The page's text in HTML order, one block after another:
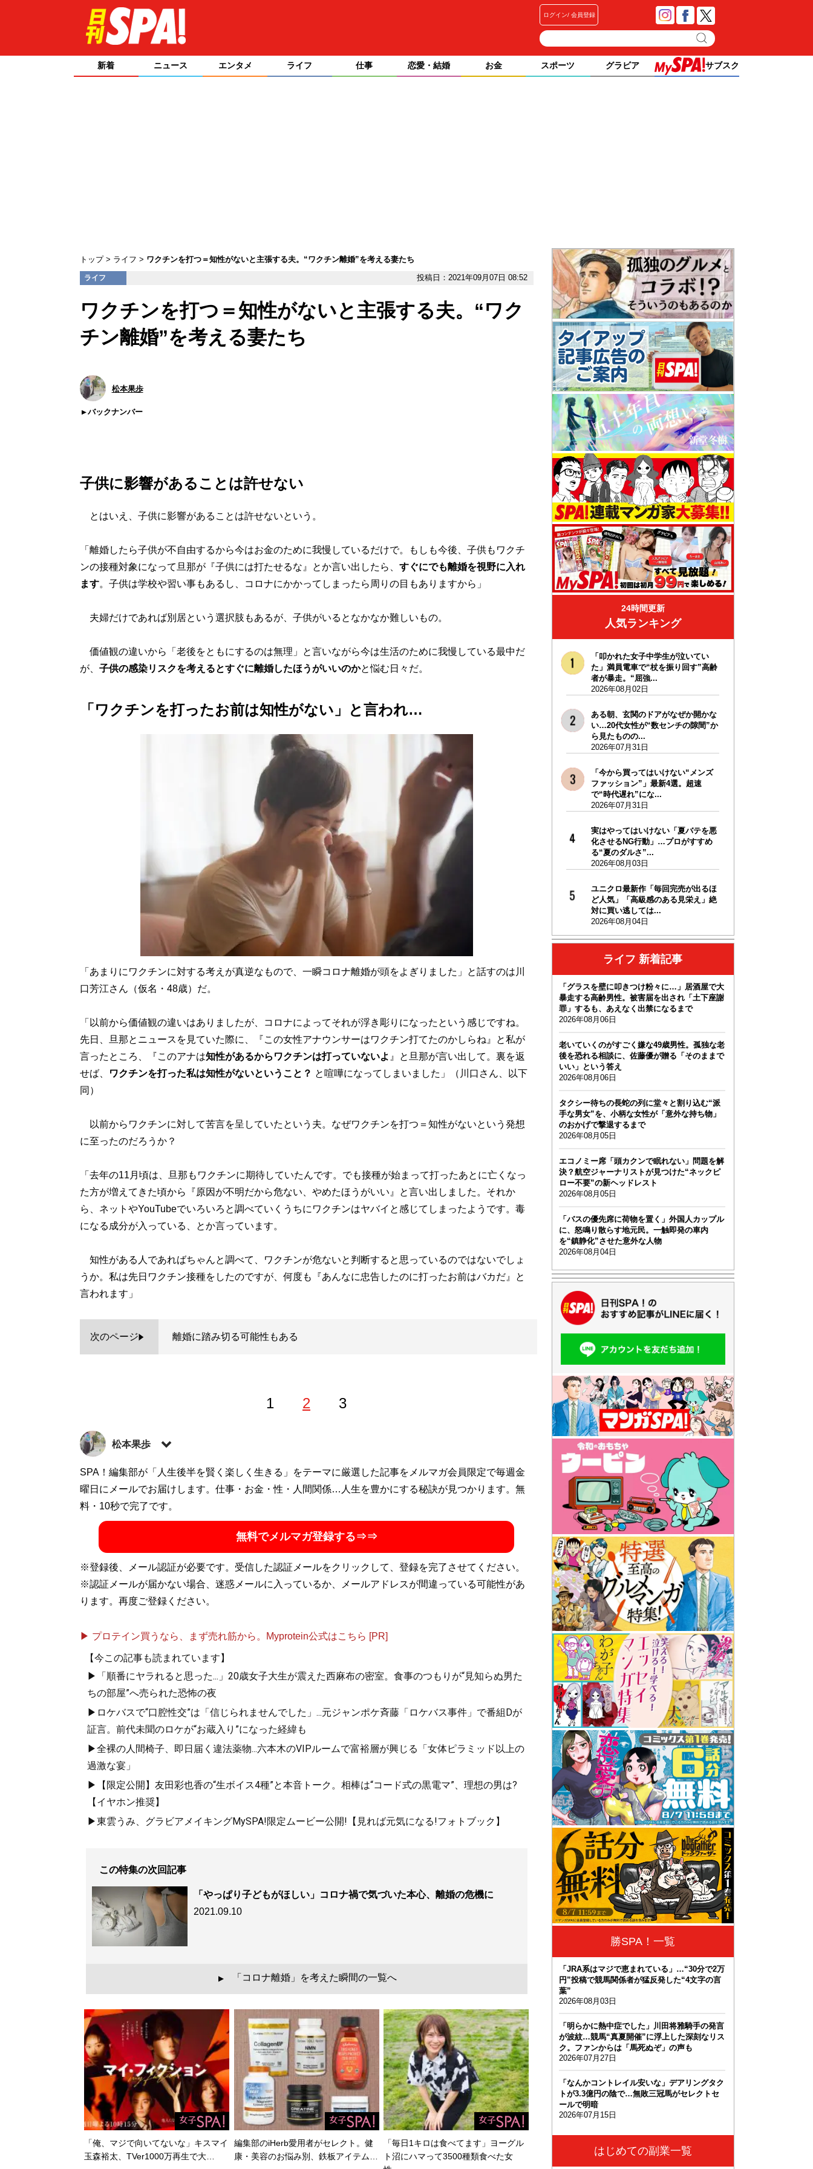
ログイン 会員登録
新着 ニュース エンタメ ライフ 仕事 恋愛・結婚 お金 スポーツ グラビア サブスク
トップ ライフ ワクチンを打つ＝知性がないと主張する夫。“ワクチン離婚”を考える妻たち
ライフ 投稿日：2021年09月07日 08:52
ワクチンを打つ＝知性がないと主張する夫。“ワク
チン離婚”を考える妻たち
松本果歩
バックナンバー
子供に影響があることは許せない
とはいえ、子供に影響があることは許せないという。
「離婚したら子供が不自由するから今はお金のために我慢しているだけで。もしも今後、子供もワクチ
ンの接種対象になって旦那が『子供には打たせるな』とか言い出したら、 すぐにでも離婚を視野に入れ
ます。子供は学校や習い事もあるし、コロナにかかってしまったら周りの目もありますから」
夫婦だけであれば別居という選択肢もあるが、子供がいるとなかなか難しいもの。
価値観の違いから「老後をともにするのは無理」と言いながら今は生活のために我慢している最中だ
が、 子供の感染リスクを考えるとすぐに離婚したほうがいいのかと悩む日々だ。
「ワクチンを打ったお前は知性がない」と言われ…
「あまりにワクチンに対する考えが真逆なもので、一瞬コロナ離婚が頭をよぎりました」と話すのは川
口芳江さん（仮名・48歳）だ。
「以前から価値観の違いはありましたが、コロナによってそれが浮き彫りになったという感じですね。
先日、旦那とニュースを見ていた際に、『この女性アナウンサーはワクチン打てたのかしらね』と私が
言ったところ、『このアナは知性があるからワクチンは打っていないよ 』と旦那が言い出して。裏を返
せば、
ワクチンを打った私は知性がないということ？ と喧嘩になってしまいました」（川口さん、以下
同）
以前からワクチンに対して苦言を呈していたという夫。なぜワクチンを打つ＝知性がないという発想
に至ったのだろうか？
「去年の11月頃は、旦那もワクチンに期待していたんです。でも接種が始まって打ったあとに亡くなっ
た方が増えてきた頃から『原因が不明だから危ない、やめたほうがいい』と言い出しました。それか
ら、ネットやYouTubeでいろいろと調べていくうちにワクチンはヤバイと感じてしまったようです。毒
になる成分が入っている、とか言っています。
知性がある人であればちゃんと調べて、ワクチンが危ないと判断すると思っているのではないでしょ
うか。私は先日ワクチン接種をしたのですが、何度も『あんなに忠告したのに打ったお前はバカだ』と
言われます」
次のページ 離婚に踏み切る可能性もある
1 2 3
松本果歩
インタビュー・食レポ・レビュー記事・イベントレポートなどジャンルを問わず活動するフリーランス
ライター。コンビニを愛しすぎるあまり、OLから某コンビニ本部員となり店長を務めた経験あり。
X（旧Twitter）：@KA_HO_MA
SPA！編集部が「人生後半を賢く楽しく生きる」をテーマに厳選した記事をメルマガ会員限定で毎週金
曜日にメールでお届けします。仕事・お金・性・人間関係…人生を豊かにする秘訣が見つかります。無
料・10秒で完了です。
無料でメルマガ登録する⇒⇒
※登録後、メール認証が必要です。受信した認証メールをクリックして、登録を完了させてください。
※認証メールが届かない場合、迷惑メールに入っているか、メールアドレスが間違っている可能性があ
ります。再度ご登録ください。
▶ プロテイン買うなら、まず売れ筋から。Myprotein公式はこちら [PR]
【今この記事も読まれています】
▶「順番にヤラれると思った...」20歳女子大生が震えた西麻布の密室。食事のつもりが“見知らぬ男た
ちの部屋”へ売られた恐怖の夜
▶ロケバスで“口腔性交”は「信じられませんでした」...元ジャンポケ斉藤「ロケバス事件」で番組Dが
証言。前代未聞のロケが“お蔵入り”になった経緯も
▶全裸の人間椅子、即日届く違法薬物...六本木のVIPルームで富裕層が興じる「女体ピラミッド以上の
過激な宴」
▶【限定公開】友田彩也香の“生ボイス4種”と本音トーク。相棒は“コード式の黒電マ”、理想の男は?
【イヤホン推奨】
▶東雲うみ、グラビアメイキングMySPA!限定ムービー公開!【見れば元気になる!フォトブック】
この特集の次回記事
「やっぱり子どもがほしい」コロナ禍で気づいた本心、離婚の危機に
2021.09.10
▲ 「コロナ離婚」を考えた瞬間の一覧へ
「俺、マジで向いてないな」キスマイ
玉森裕太、TVer1000万再生で大…
編集部のiHerb愛用者がセレクト。健
康・美容のお悩み別、鉄板アイテム…
「毎日1キロは食べてます」ヨーグル
ト沼にハマって3500種類食べた女
24時間更新
人気ランキング
「叩かれた女子中学生が泣いてい
た」満員電車で“杖を振り回す”高齢
者が暴走。“屈強...
2026年08月02日
ある朝、玄関のドアがなぜか開かな
い…20代女性が“数センチの隙間”か
ら見たものの...
2026年07月31日
「今から買ってはいけない“メンズ
ファッション”」最新4選。超速
で“時代遅れ”にな...
2026年07月31日
実はやってはいけない「夏バテを悪
化させるNG行動」…プロがすすめ
る“夏のダルさ”...
2026年08月03日
ユニクロ最新作「毎回完売が出るほ
ど人気」「高級感のある見栄え」絶
対に買い逃しては...
2026年08月04日
ライフ 新着記事
「グラスを壁に叩きつけ粉々に…」居酒屋で大
暴走する高齢男性。被害届を出され「土下座謝
罪」するも、あえなく出禁になるまで
2026年08月06日
老いていくのがすごく嫌な49歳男性。孤独な老
後を恐れる相談に、佐藤優が贈る「そのままで
いい」という答え
2026年08月06日
タクシー待ちの長蛇の列に堂々と割り込む“派
手な男女”を、小柄な女性が「意外な持ち物」
のおかげで撃退するまで
2026年08月05日
エコノミー席「頭カクンで眠れない」問題を解
決？航空ジャーナリストが見つけた“ネックピ
ロー不要”の新ヘッドレスト
2026年08月05日
「バスの優先席に荷物を置く」外国人カップル
に、怒鳴り散らす地元民。一触即発の車内
を“鎮静化”させた意外な人物
2026年08月04日
勝SPA！一覧
「JRA系はマジで恵まれている」…“30分で2万
円”投稿で競馬関係者が猛反発した“4文字の言
葉”
2026年08月03日
「明らかに熱中症でした」川田将雅騎手の発言
が波紋…競馬“真夏開催”に浮上した深刻なリス
ク。ファンからは「馬死ぬぞ」の声も
2026年07月27日
「なんかコントレイル安いな」デアリングタク
トが3.3億円の陰で…無敗三冠馬がセレクトセ
ールで明暗
2026年07月15日
はじめての副業一覧